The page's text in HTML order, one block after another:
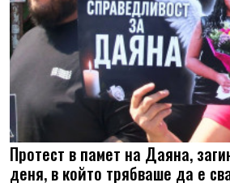
Протест в памет на Даяна,
деня, в който трябваше да е